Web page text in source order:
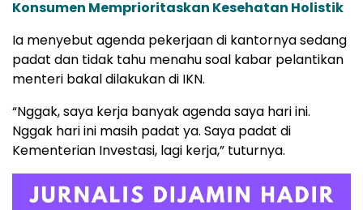
Konsumen Memprioritaskan Kesehatan Holistik
Ia menyebut agenda pekerjaan di kantornya sedang
padat dan tidak tahu menahu soal kabar pelantikan
menteri bakal dilakukan di IKN.
“Nggak, saya kerja banyak agenda saya hari ini.
Nggak hari ini masih padat ya. Saya padat di
Kementerian Investasi, lagi kerja,” tuturnya.